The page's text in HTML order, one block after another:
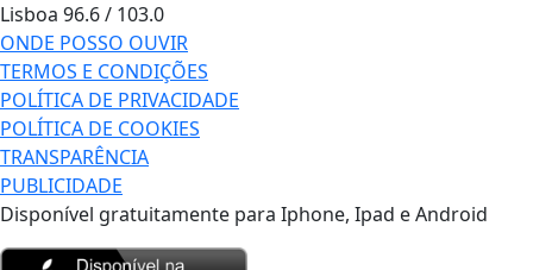
Lisboa 96.6 / 103.0
ONDE POSSO OUVIR
TERMOS E CONDIÇÕES
POLÍTICA DE PRIVACIDADE
POLÍTICA DE COOKIES
TRANSPARÊNCIA
PUBLICIDADE
Disponível gratuitamente para Iphone, Ipad e Android